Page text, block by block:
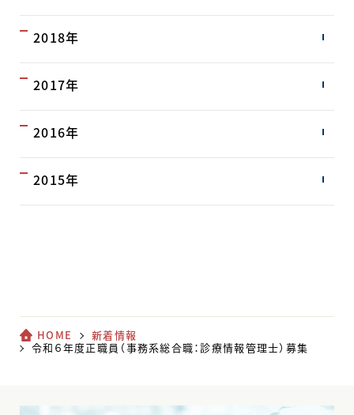
2018年
2017年
2016年
2015年
HOME
新着情報
令和６年度正職員（事務系総合職：診療情報管理士）募集